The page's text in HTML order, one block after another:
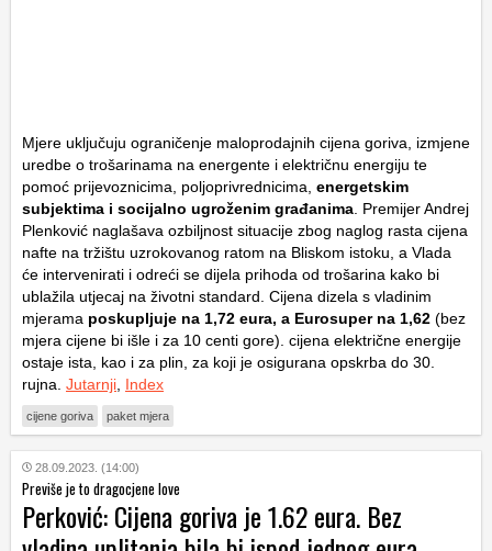
Mjere uključuju ograničenje maloprodajnih cijena goriva, izmjene
uredbe o trošarinama na energente i električnu energiju te
pomoć prijevoznicima, poljoprivrednicima, energetskim
subjektima i socijalno ugroženim građanima . PremijerAndrej
Plenković naglašava ozbiljnost situacije zbog naglog rasta cijena
nafte na tržištu uzrokovanog ratom na Bliskom istoku, a Vlada
će intervenirati i odreći se dijela prihoda od trošarina kako bi
ublažila utjecaj na životni standard. Cijena dizela s vladinim
mjerama poskupljuje na 1,72 eura, a Eurosuper na 1,62 (bez
mjera cijene bi išle i za 10 centi gore). cijena električne energije
ostaje ista, kao i za plin, za koji je osigurana opskrba do 30.
rujna. Jutarnji Index
cijene goriva paket mjera
28.09.2023. (14:00)
Previše je to dragocjene love
Perković: Cijena goriva je 1.62 eura. Bez